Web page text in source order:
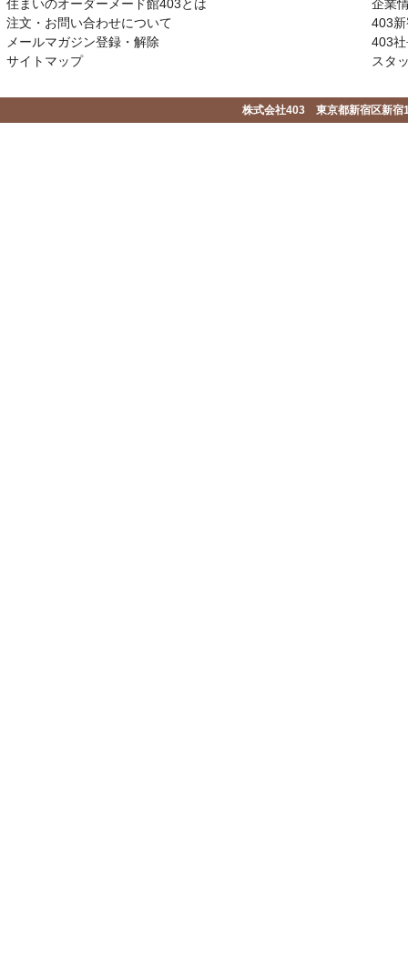
住まいのオーダーメード館403とは
注文・お問い合わせについて
メールマガジン登録・解除
サイトマップ
企業
403
403
スタ
株式会社403 東京都新宿区新